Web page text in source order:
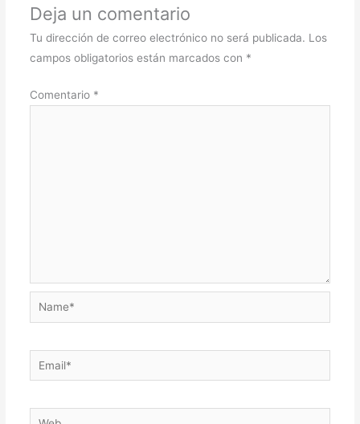
Deja un comentario
Tu dirección de correo electrónico no será publicada. Los
campos obligatorios están marcados con *
Comentario *
Name*
Email*
Web